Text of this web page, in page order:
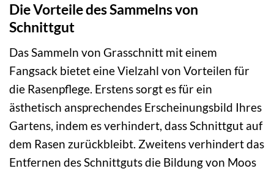
Die Vorteile des Sammelns von
Schnittgut
Das Sammeln von Grasschnitt mit einem
Fangsack bietet eine Vielzahl von Vorteilen für
die Rasenpflege. Erstens sorgt es für ein
ästhetisch ansprechendes Erscheinungsbild Ihres
Gartens, indem es verhindert, dass Schnittgut auf
dem Rasen zurückbleibt. Zweitens verhindert das
Entfernen des Schnittguts die Bildung von Moos